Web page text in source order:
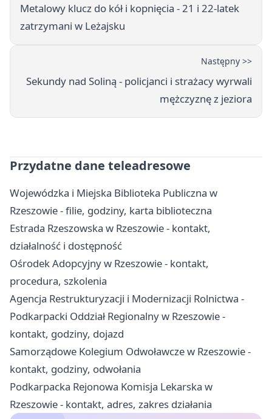
Metalowy klucz do kół i kopnięcia - 21 i 22-latek
zatrzymani w Leżajsku
Następny >>
Sekundy nad Soliną - policjanci i strażacy wyrwali
mężczyznę z jeziora
Przydatne dane teleadresowe
Wojewódzka i Miejska Biblioteka Publiczna w
Rzeszowie - filie, godziny, karta biblioteczna
Estrada Rzeszowska w Rzeszowie - kontakt,
działalność i dostępność
Ośrodek Adopcyjny w Rzeszowie - kontakt,
procedura, szkolenia
Agencja Restrukturyzacji i Modernizacji Rolnictwa -
Podkarpacki Oddział Regionalny w Rzeszowie -
kontakt, godziny, dojazd
Samorządowe Kolegium Odwoławcze w Rzeszowie -
kontakt, godziny, odwołania
Podkarpacka Rejonowa Komisja Lekarska w
Rzeszowie - kontakt, adres, zakres działania